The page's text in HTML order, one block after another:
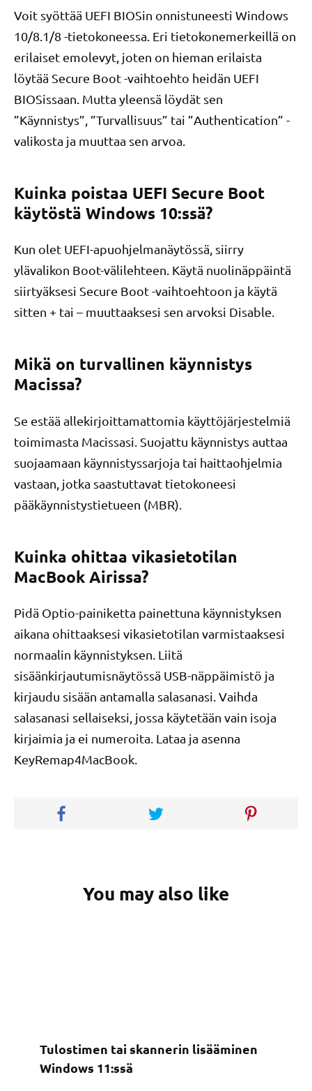
Voit syöttää UEFI BIOSin onnistuneesti Windows
10/8.1/8 -tietokoneessa. Eri tietokonemerkeillä on
erilaiset emolevyt, joten on hieman erilaista
löytää Secure Boot -vaihtoehto heidän UEFI
BIOSissaan. Mutta yleensä löydät sen
”Käynnistys”, ”Turvallisuus” tai ”Authentication” -
valikosta ja muuttaa sen arvoa.
Kuinka poistaa UEFI Secure Boot
käytöstä Windows 10:ssä?
Kun olet UEFI-apuohjelmanäytössä, siirry
ylävalikon Boot-välilehteen. Käytä nuolinäppäintä
siirtyäksesi Secure Boot -vaihtoehtoon ja käytä
sitten + tai – muuttaaksesi sen arvoksi Disable.
Mikä on turvallinen käynnistys
Macissa?
Se estää allekirjoittamattomia käyttöjärjestelmiä
toimimasta Macissasi. Suojattu käynnistys auttaa
suojaamaan käynnistyssarjoja tai haittaohjelmia
vastaan, jotka saastuttavat tietokoneesi
pääkäynnistystietueen (MBR).
Kuinka ohittaa vikasietotilan
MacBook Airissa?
Pidä Optio-painiketta painettuna käynnistyksen
aikana ohittaaksesi vikasietotilan varmistaaksesi
normaalin käynnistyksen. Liitä
sisäänkirjautumisnäytössä USB-näppäimistö ja
kirjaudu sisään antamalla salasanasi. Vaihda
salasanasi sellaiseksi, jossa käytetään vain isoja
kirjaimia ja ei numeroita. Lataa ja asenna
KeyRemap4MacBook.
You may also like
Tulostimen tai skannerin lisääminen
Windows 11:ssä